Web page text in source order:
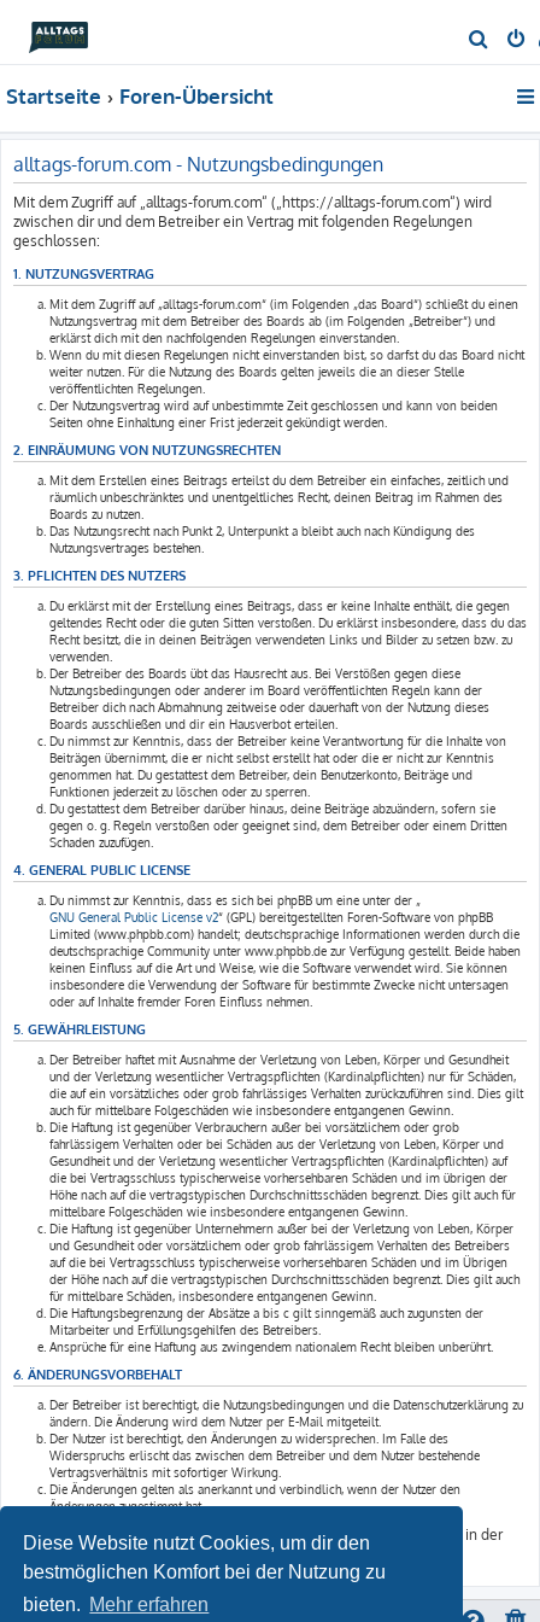
Diese Website nutzt Cookies, um dir den
bestmöglichen Komfort bei der Nutzung zu
bieten. Mehr erfahren
u
Startseite Foren-Übersicht
alltags-forum.com - Nutzungsbedingungen
Mit dem Zugriff auf „alltags-forum.com“ („https://alltags-forum.com“) wird
zwischen dir und dem Betreiber ein Vertrag mit folgenden Regelungen
geschlossen:
1. NUTZUNGSVERTRAG
Mit dem Zugriff auf „alltags-forum.com“ (im Folgenden „das Board“) schließt du einen
Nutzungsvertrag mit dem Betreiber des Boards ab (im Folgenden „Betreiber“) und
erklärst dich mit den nachfolgenden Regelungen einverstanden.
Wenn du mit diesen Regelungen nicht einverstanden bist, so darfst du das Board nicht
weiter nutzen. Für die Nutzung des Boards gelten jeweils die an dieser Stelle
veröffentlichten Regelungen.
Der Nutzungsvertrag wird auf unbestimmte Zeit geschlossen und kann von beiden
Seiten ohne Einhaltung einer Frist jederzeit gekündigt werden.
2. EINRÄUMUNG VON NUTZUNGSRECHTEN
Mit dem Erstellen eines Beitrags erteilst du dem Betreiber ein einfaches, zeitlich und
räumlich unbeschränktes und unentgeltliches Recht, deinen Beitrag im Rahmen des
Boards zu nutzen.
Das Nutzungsrecht nach Punkt 2, Unterpunkt a bleibt auch nach Kündigung des
Nutzungsvertrages bestehen.
3. PFLICHTEN DES NUTZERS
Du erklärst mit der Erstellung eines Beitrags, dass er keine Inhalte enthält, die gegen
geltendes Recht oder die guten Sitten verstoßen. Du erklärst insbesondere, dass du das
Recht besitzt, die in deinen Beiträgen verwendeten Links und Bilder zu setzen bzw. zu
verwenden.
Der Betreiber des Boards übt das Hausrecht aus. Bei Verstößen gegen diese
Nutzungsbedingungen oder anderer im Board veröffentlichten Regeln kann der
Betreiber dich nach Abmahnung zeitweise oder dauerhaft von der Nutzung dieses
Boards ausschließen und dir ein Hausverbot erteilen.
Du nimmst zur Kenntnis, dass der Betreiber keine Verantwortung für die Inhalte von
Beiträgen übernimmt, die er nicht selbst erstellt hat oder die er nicht zur Kenntnis
genommen hat. Du gestattest dem Betreiber, dein Benutzerkonto, Beiträge und
Funktionen jederzeit zu löschen oder zu sperren.
Du gestattest dem Betreiber darüber hinaus, deine Beiträge abzuändern, sofern sie
gegen o. g. Regeln verstoßen oder geeignet sind, dem Betreiber oder einem Dritten
Schaden zuzufügen.
4. GENERAL PUBLIC LICENSE
Du nimmst zur Kenntnis, dass es sich bei phpBB um eine unter der „
GNU General Public License v2“ (GPL) bereitgestellten Foren-Software von phpBB
Limited (www.phpbb.com) handelt; deutschsprachige Informationen werden durch die
deutschsprachige Community unter www.phpbb.de zur Verfügung gestellt. Beide haben
keinen Einfluss auf die Art und Weise, wie die Software verwendet wird. Sie können
insbesondere die Verwendung der Software für bestimmte Zwecke nicht untersagen
oder auf Inhalte fremder Foren Einfluss nehmen.
5. GEWÄHRLEISTUNG
Der Betreiber haftet mit Ausnahme der Verletzung von Leben, Körper und Gesundheit
und der Verletzung wesentlicher Vertragspflichten (Kardinalpflichten) nur für Schäden,
die auf ein vorsätzliches oder grob fahrlässiges Verhalten zurückzuführen sind. Dies gilt
auch für mittelbare Folgeschäden wie insbesondere entgangenen Gewinn.
Die Haftung ist gegenüber Verbrauchern außer bei vorsätzlichem oder grob
fahrlässigem Verhalten oder bei Schäden aus der Verletzung von Leben, Körper und
Gesundheit und der Verletzung wesentlicher Vertragspflichten (Kardinalpflichten) auf
die bei Vertragsschluss typischerweise vorhersehbaren Schäden und im übrigen der
Höhe nach auf die vertragstypischen Durchschnittsschäden begrenzt. Dies gilt auch für
mittelbare Folgeschäden wie insbesondere entgangenen Gewinn.
Die Haftung ist gegenüber Unternehmern außer bei der Verletzung von Leben, Körper
und Gesundheit oder vorsätzlichem oder grob fahrlässigem Verhalten des Betreibers
auf die bei Vertragsschluss typischerweise vorhersehbaren Schäden und im Übrigen
der Höhe nach auf die vertragstypischen Durchschnittsschäden begrenzt. Dies gilt auch
für mittelbare Schäden, insbesondere entgangenen Gewinn.
Die Haftungsbegrenzung der Absätze a bis c gilt sinngemäß auch zugunsten der
Mitarbeiter und Erfüllungsgehilfen des Betreibers.
Ansprüche für eine Haftung aus zwingendem nationalem Recht bleiben unberührt.
6. ÄNDERUNGSVORBEHALT
Der Betreiber ist berechtigt, die Nutzungsbedingungen und die Datenschutzerklärung zu
ändern. Die Änderung wird dem Nutzer per E-Mail mitgeteilt.
Der Nutzer ist berechtigt, den Änderungen zu widersprechen. Im Falle des
Widerspruchs erlischt das zwischen dem Betreiber und dem Nutzer bestehende
Vertragsverhältnis mit sofortiger Wirkung.
Die Änderungen gelten als anerkannt und verbindlich, wenn der Nutzer den
Änderungen zugestimmt hat.
Informationen über den Umgang mit deinen persönlichen Daten sind in der
Datenschutzerklärung enthalten.